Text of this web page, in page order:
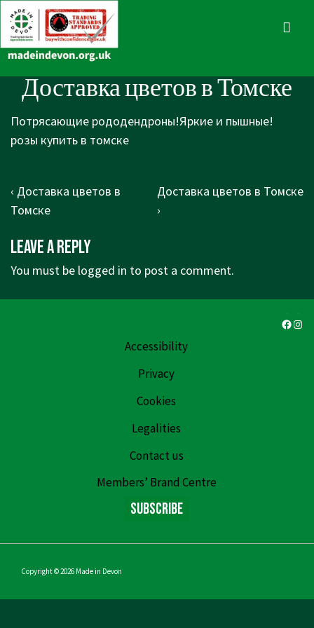
Skip
to
Content
Main
Navigation
Доставка цветов в Томске
Потрясающие рододендроны!Яркие и пышные!
розы купить в томске
Post
navigation
Previous
Post
‹ Доставка цветов в
Томске
Next
Post
Доставка цветов в Томске
›
Leave a Reply
You must be logged in to post a comment.
Accessibility
Privacy
Cookies
Legalities
Contact us
Members’ Brand Centre
Subscribe
Copyright © 2026 Made in Devon